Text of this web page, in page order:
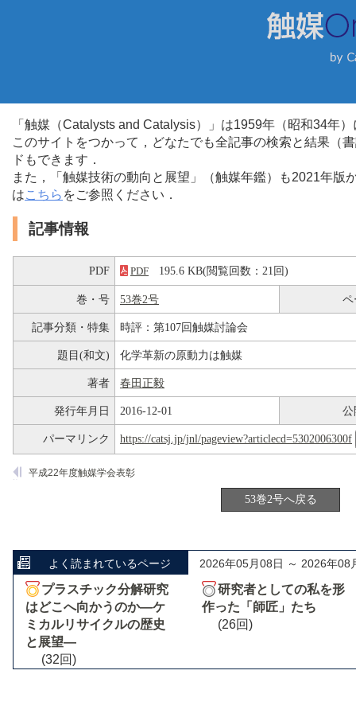
「触媒（Catalysts and Catalysis）」は1959年（昭和34年
このサイトをつかって，どなたでも全記事の検索と結果（
ドもできます．
また，「触媒技術の動向と展望」（触媒年鑑）も2021年
はこちら をご参照ください．
記事情報
PDF PDF 195.6 KB(閲覧回数：21回)
巻・号 53巻2号 ペ
記事分類・特集 時評：第107回触媒討論会
題目(和文) 化学革新の原動力は触媒
著者 春田正毅
発行年月日 2016-12-01 公
パーマリンク https://catsj.jp/jnl/pageview?articlecd=5302006300f
平成22年度触媒学会表彰
53巻2号へ戻る
よく読まれているページ 2026年05月08日 ～ 2026年08
プラスチック分解研究
はどこへ向かうのか―ケ
ミカルリサイクルの歴史
と展望―
(32回)
研究者としての私を形
作った「師匠」たち
(26回)